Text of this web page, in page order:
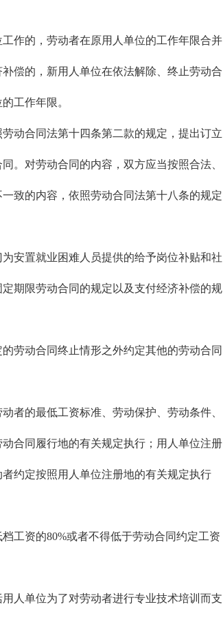
作的，劳动者在原用人单位的工作年限合并
偿的，新用人单位在依法解除、终止劳动合
工作年限。
合同法第十四条第二款的规定，提出订立
。对劳动合同的内容，双方应当按照合法、
致的内容，依照劳动合同法第十八条的规定
置就业困难人员提供的给予岗位补贴和社
期限劳动合同的规定以及支付经济补偿的规
动合同终止情形之外约定其他的劳动合同
的最低工资标准、劳动保护、劳动条件、
合同履行地的有关规定执行；用人单位注册
约定按照用人单位注册地的有关规定执行
资的80%或者不得低于劳动合同约定工资
单位为了对劳动者进行专业技术培训而支